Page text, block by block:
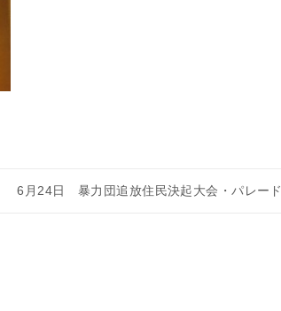
6月24日 暴力団追放住民決起大会・パレード